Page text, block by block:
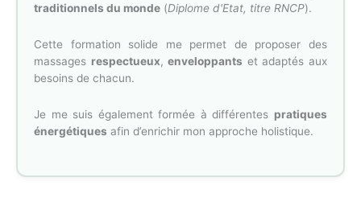
traditionnels du monde (Diplome d'Etat, titre RNCP).
Cette formation solide me permet de proposer des
massages respectueux,enveloppants et adaptés aux
besoins de chacun.
Je me suis également formée à différentes pratiques
énergétiques afin d’enrichir mon approche holistique.